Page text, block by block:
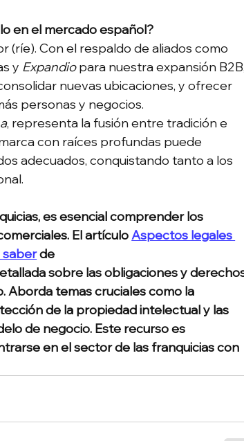
en el mercado español?
Con el respaldo de aliados como
y Expandio para nuestra expansión
nuevas ubicaciones, y ofrecer
personas y negocios.
, representa la fusión entre tradición e
con raíces profundas puede
adecuados, conquistando tanto a los
es esencial comprender los
El artículo Aspectos legales
saber de
sobre las obligaciones y
Aborda temas cruciales como la
de la propiedad intelectual y las
de negocio. Este recurso es
en el sector de las franquicias con